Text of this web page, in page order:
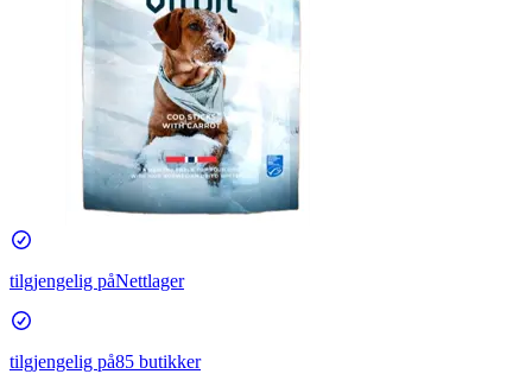
tilgjengelig påNettlager
tilgjengelig på85 butikker